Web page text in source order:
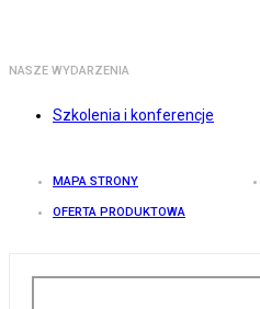
NASZE WYDARZENIA
Szkolenia i konferencje
MAPA STRONY
OFERTA PRODUKTOWA